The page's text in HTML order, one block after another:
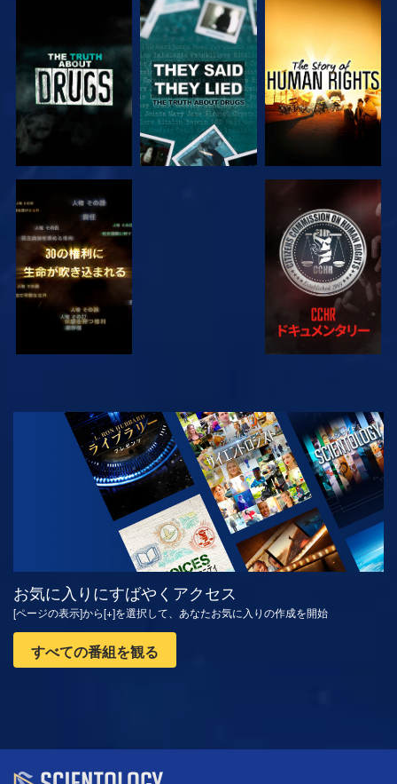
観る 観る
観る
観る シリーズを探求
お気に入りにすばやくアクセス
[ページの表示]から[+]を選択して、あなたお気に入りの作成を開始
すべての番組を観る